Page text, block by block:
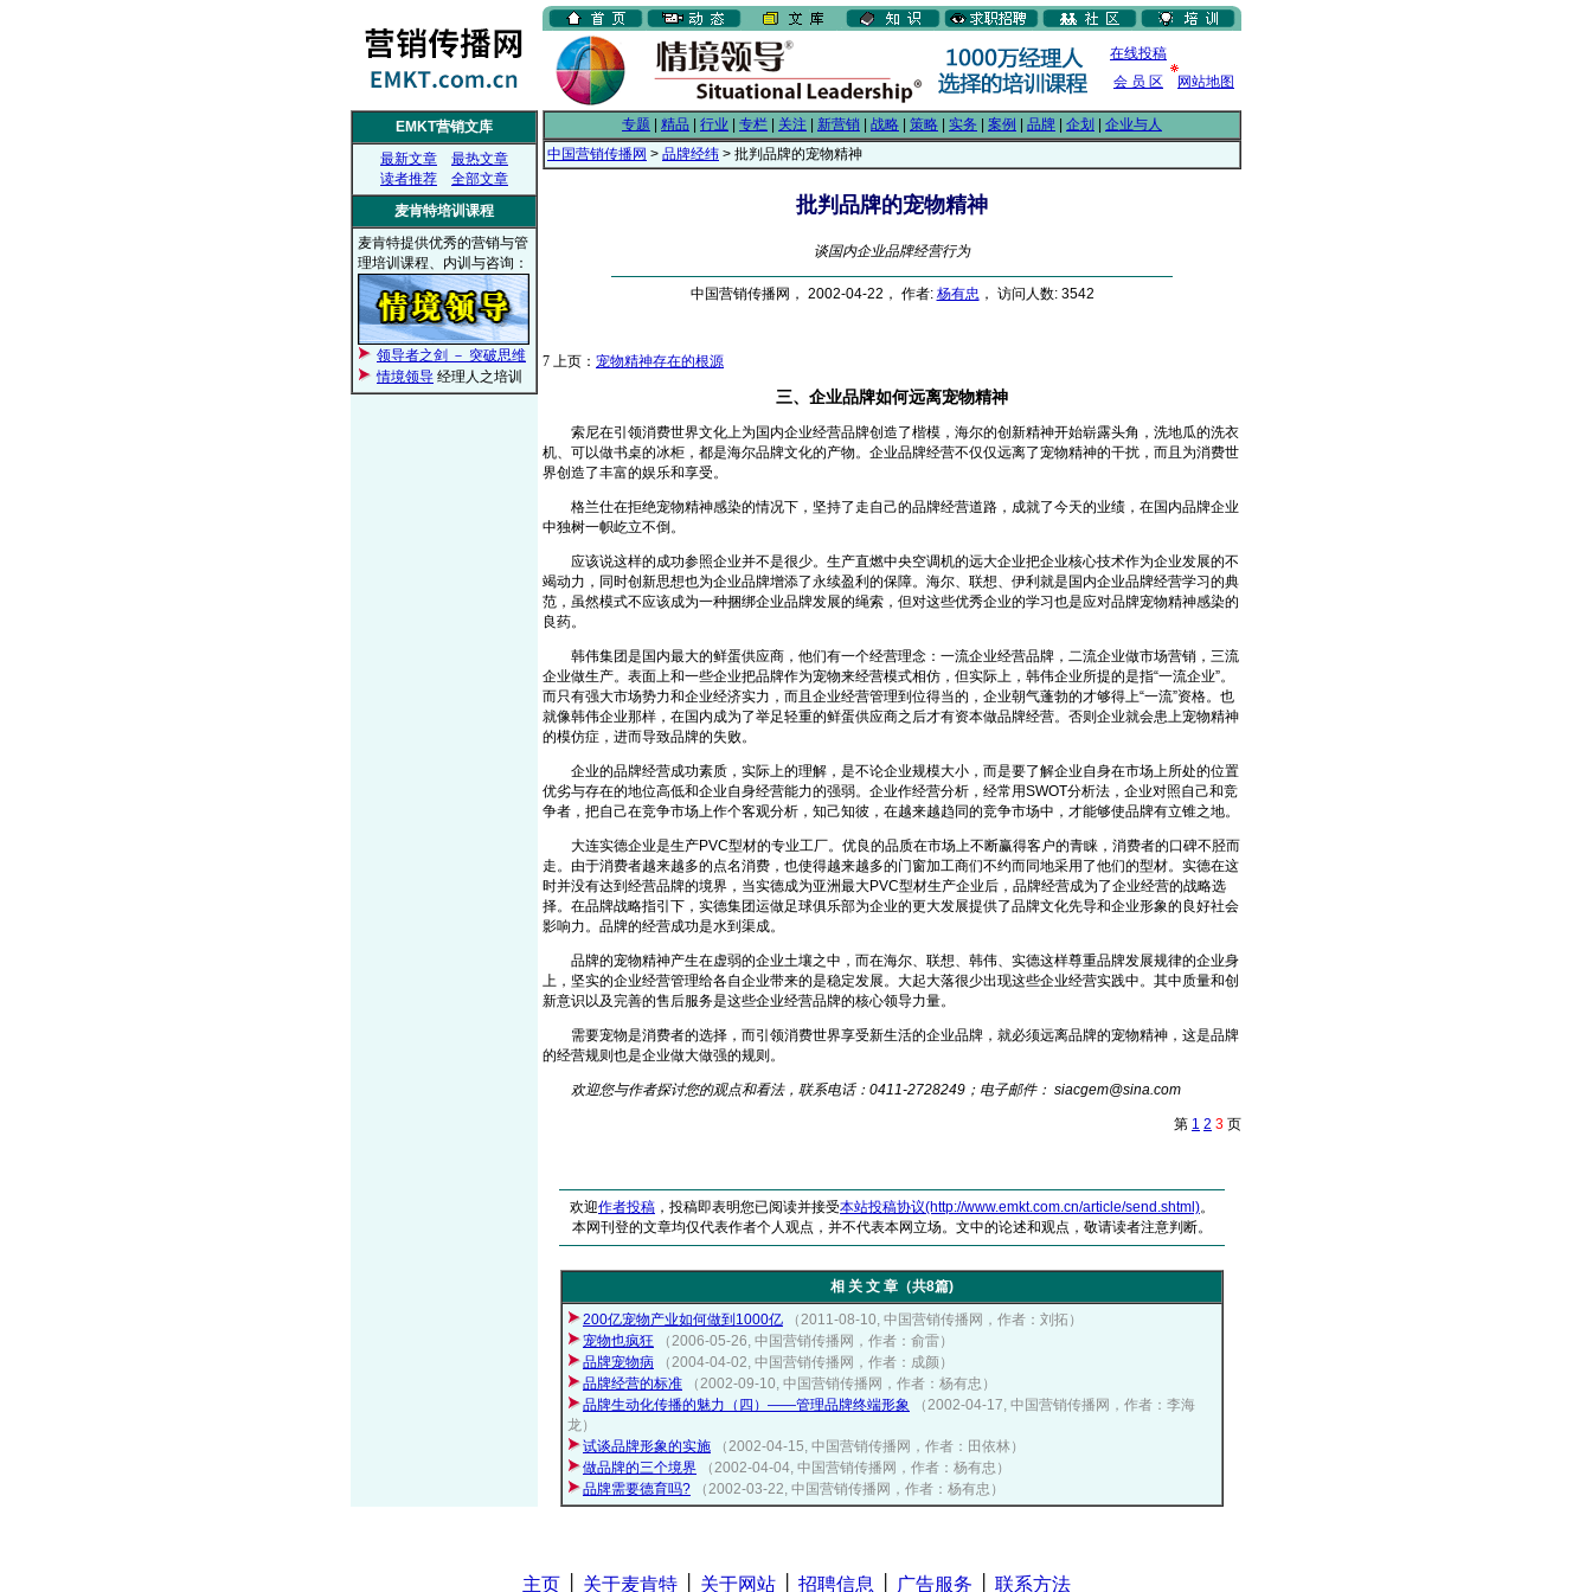
在线投稿
会 员 区
网站地图
EMKT营销文库
最新文章
最热文章
读者推荐
全部文章
麦肯特培训课程
麦肯特提供优秀的营销与管
理培训课程、内训与咨询：
领导者之剑 － 突破思维
情境领导 经理人之培训
专题 精品 行业 专栏 关注 新营销 战略 策略 实务 案例 品牌 企划
企业与人
中国营销传播网 > 品牌经纬 > 批判品牌的宠物精神
批判品牌的宠物精神
谈国内企业品牌经营行为
中国营销传播网， 2002-04-22， 作者: 杨有忠 ， 访问人数: 3542
7 上页： 宠物精神存在的根源
三、企业品牌如何远离宠物精神
索尼在引领消费世界文化上为国内企业经营品牌创造了楷模，海尔的创新精神开始崭露头角，洗地瓜的洗衣
机、可以做书桌的冰柜，都是海尔品牌文化的产物。企业品牌经营不仅仅远离了宠物精神的干扰，而且为消费世
界创造了丰富的娱乐和享受。
格兰仕在拒绝宠物精神感染的情况下，坚持了走自己的品牌经营道路，成就了今天的业绩，在国内品牌企业
中独树一帜屹立不倒。
应该说这样的成功参照企业并不是很少。生产直燃中央空调机的远大企业把企业核心技术作为企业发展的不
竭动力，同时创新思想也为企业品牌增添了永续盈利的保障。海尔、联想、伊利就是国内企业品牌经营学习的典
范，虽然模式不应该成为一种捆绑企业品牌发展的绳索，但对这些优秀企业的学习也是应对品牌宠物精神感染的
良药。
韩伟集团是国内最大的鲜蛋供应商，他们有一个经营理念：一流企业经营品牌，二流企业做市场营销，三流
企业做生产。表面上和一些企业把品牌作为宠物来经营模式相仿，但实际上，韩伟企业所提的是指“一流企业”。
而只有强大市场势力和企业经济实力，而且企业经营管理到位得当的，企业朝气蓬勃的才够得上“一流”资格。也
就像韩伟企业那样，在国内成为了举足轻重的鲜蛋供应商之后才有资本做品牌经营。否则企业就会患上宠物精神
的模仿症，进而导致品牌的失败。
企业的品牌经营成功素质，实际上的理解，是不论企业规模大小，而是要了解企业自身在市场上所处的位置
优劣与存在的地位高低和企业自身经营能力的强弱。企业作经营分析，经常用SWOT分析法，企业对照自己和竞
争者，把自己在竞争市场上作个客观分析，知己知彼，在越来越趋同的竞争市场中，才能够使品牌有立锥之地。
大连实德企业是生产PVC型材的专业工厂。优良的品质在市场上不断赢得客户的青睐，消费者的口碑不胫而
走。由于消费者越来越多的点名消费，也使得越来越多的门窗加工商们不约而同地采用了他们的型材。实德在这
时并没有达到经营品牌的境界，当实德成为亚洲最大PVC型材生产企业后，品牌经营成为了企业经营的战略选
择。在品牌战略指引下，实德集团运做足球俱乐部为企业的更大发展提供了品牌文化先导和企业形象的良好社会
影响力。品牌的经营成功是水到渠成。
品牌的宠物精神产生在虚弱的企业土壤之中，而在海尔、联想、韩伟、实德这样尊重品牌发展规律的企业身
上，坚实的企业经营管理给各自企业带来的是稳定发展。大起大落很少出现这些企业经营实践中。其中质量和创
新意识以及完善的售后服务是这些企业经营品牌的核心领导力量。
需要宠物是消费者的选择，而引领消费世界享受新生活的企业品牌，就必须远离品牌的宠物精神，这是品牌
的经营规则也是企业做大做强的规则。
欢迎您与作者探讨您的观点和看法，联系电话：0411-2728249；电子邮件： siacgem@sina.com
第 1 2 3 页
欢迎作者投稿 ，投稿即表明您已阅读并接受本站投稿协议(http://www.emkt.com.cn/article/send.shtml)。
本网刊登的文章均仅代表作者个人观点，并不代表本网立场。文中的论述和观点，敬请读者注意判断。
相 关 文 章（共8篇)
200亿宠物产业如何做到1000亿
（2011-08-10, 中国营销传播网，作者：刘拓）
宠物也疯狂
（2006-05-26, 中国营销传播网，作者：俞雷）
品牌宠物病
（2004-04-02, 中国营销传播网，作者：成颜）
品牌经营的标准
（2002-09-10, 中国营销传播网，作者：杨有忠）
品牌生动化传播的魅力（四）——管理品牌终端形象
（2002-04-17, 中国营销传播网，作者：李海
龙）
试谈品牌形象的实施
（2002-04-15, 中国营销传播网，作者：田依林）
做品牌的三个境界
（2002-04-04, 中国营销传播网，作者：杨有忠）
品牌需要德育吗?
（2002-03-22, 中国营销传播网，作者：杨有忠）
主页│ 关于麦肯特│ 关于网站│ 招聘信息 广告服务 联系方法